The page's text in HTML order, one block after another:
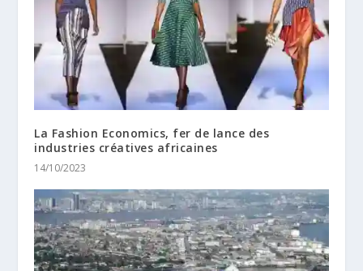
La Fashion Economics, fer de lance des
industries créatives africaines
14/10/2023